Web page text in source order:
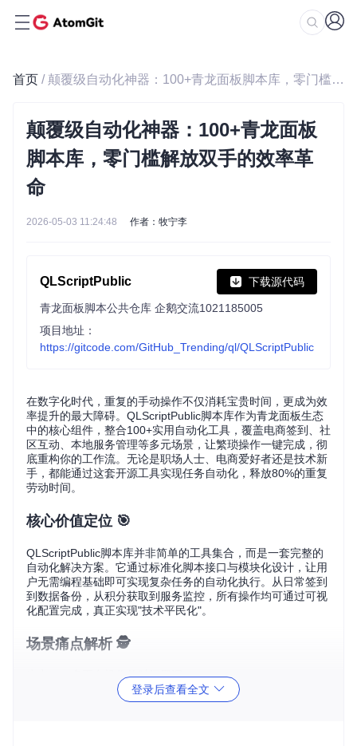
首页 / 颠覆级自动化神器：100+青龙面板脚本库，零门槛解放双手的效率革命
颠覆级自动化神器：100+青龙面板
脚本库，零门槛解放双手的效率革
命
2026-05-03 11:24:48 作者：牧宁李
QLScriptPublic 下载源代码
青龙面板脚本公共仓库 企鹅交流1021185005
项目地址：
https://gitcode.com/GitHub_Trending/ql/QLScriptPublic
在数字化时代，重复的手动操作不仅消耗宝贵时间，更成为效
率提升的最大障碍。QLScriptPublic脚本库作为青龙面板生态
中的核心组件，整合100+实用自动化工具，覆盖电商签到、社
区互动、本地服务管理等多元场景，让繁琐操作一键完成，彻
底重构你的工作流。无论是职场人士、电商爱好者还是技术新
手，都能通过这套开源工具实现任务自动化，释放80%的重复
劳动时间。
核心价值定位 🎯
QLScriptPublic脚本库并非简单的工具集合，而是一套完整的
自动化解决方案。它通过标准化脚本接口与模块化设计，让用
户无需编程基础即可实现复杂任务的自动化执行。从日常签到
到数据备份，从积分获取到服务监控，所有操作均可通过可视
化配置完成，真正实现"技术平民化"。
场景痛点解析 🕵️
痛点一：多平台操作的时间黑洞
每天穿梭于10+APP完成签到、浏览、互动等任务，平均耗时
登录后查看全文